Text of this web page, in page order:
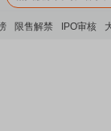
限售解禁 IPO审核